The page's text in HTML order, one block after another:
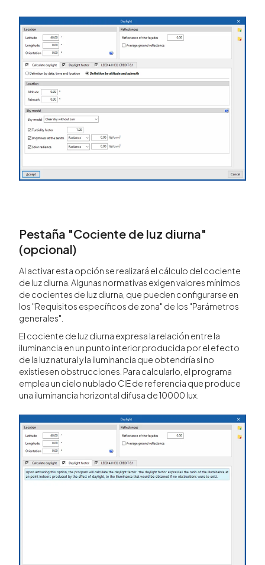
Pestaña "Cociente de luz diurna"
(opcional)
Al activar esta opción se realizará el cálculo del cociente
de luz diurna. Algunas normativas exigen valores mínimos
de cocientes de luz diurna, que pueden configurarse en
los "Requisitos específicos de zona" de los "Parámetros
generales".
El cociente de luz diurna expresa la relación entre la
iluminancia en un punto interior producida por el efecto
de la luz natural y la iluminancia que obtendría si no
existiesen obstrucciones. Para calcularlo, el programa
emplea un cielo nublado CIE de referencia que produce
una iluminancia horizontal difusa de 10000 lux.